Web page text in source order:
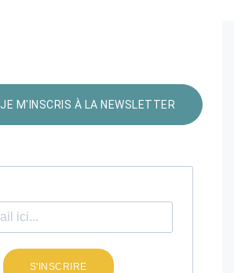
JE M'INSCRIS À LA NEWSLETTER
S'INSCRIRE